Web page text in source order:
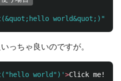
world&quot;)"
っちゃ良いのですが。
world")'>Click me!